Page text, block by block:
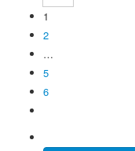
1
2
…
5
6